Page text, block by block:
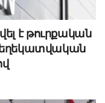
է թուրքական